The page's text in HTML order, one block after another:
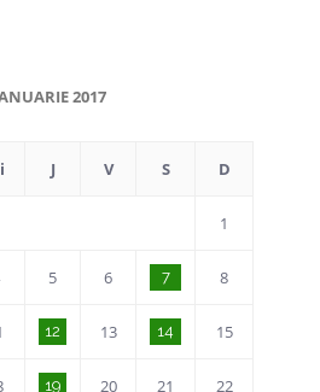
2017
J V S D
1
5 6 7 8
12 13 14 15
19 20 21 22